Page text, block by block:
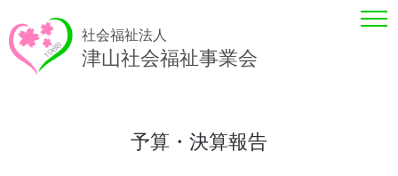
社会福祉法人
津山社会福祉事業会
予算・決算報告